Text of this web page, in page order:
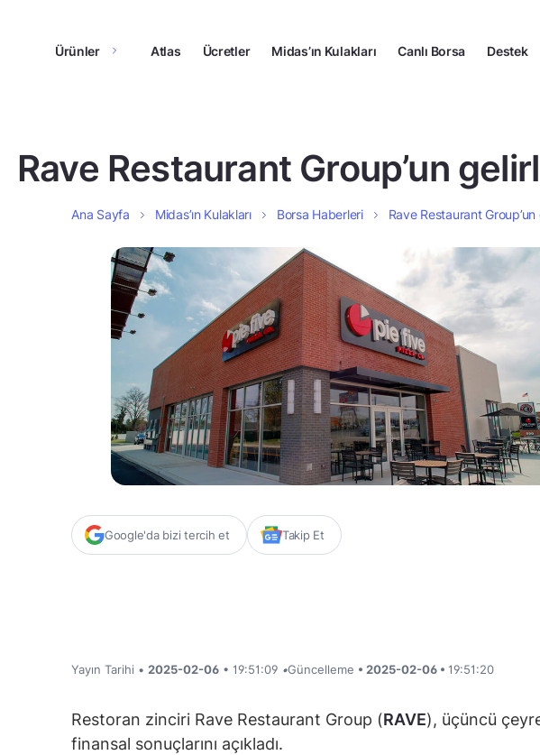
Ürünler Atlas Ücretler Midas’ın Kulakları Canlı Borsa Destek
Rave Restaurant Group’un
Ana Sayfa Midas’ın Kulakları Borsa Haberleri Rave Restaurant Group’un
Google'da bizi tercih et Takip Et
Yayın Tarihi • 2025-02-06 • 19:51:09 •Güncelleme • 2025-02-06 • 19:51:20
Restoran zinciri Rave Restaurant Group (RAVE), üçüncü
finansal sonuçlarını açıkladı.